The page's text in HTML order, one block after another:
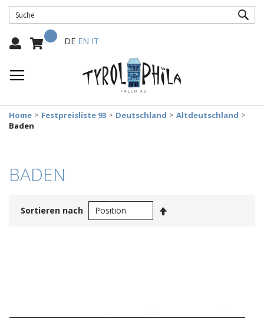
Mein Warenkorb
Select
DE EN IT
Home Festpreisliste 93 Deutschland
Altdeutschland
Baden
BADEN
Sortieren nach